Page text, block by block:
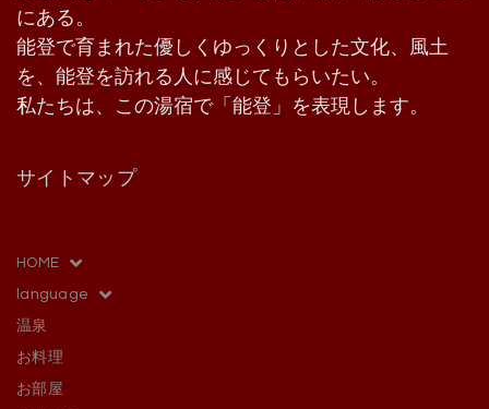
にある。
能登で育まれた優しくゆっくりとした文化、風土
を、能登を訪れる人に感じてもらいたい。
私たちは、この湯宿で「能登」を表現します。
サイトマップ
HOME
language
温泉
お料理
お部屋